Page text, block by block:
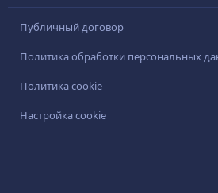
Публичный договор
Политика обработки персональных
Политика cookie
Настройка cookie